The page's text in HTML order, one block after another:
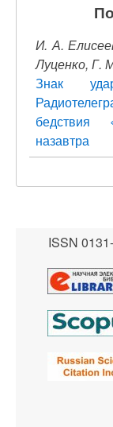
И. А.
Луценко, Г.
Знак
назавтра
ISSN